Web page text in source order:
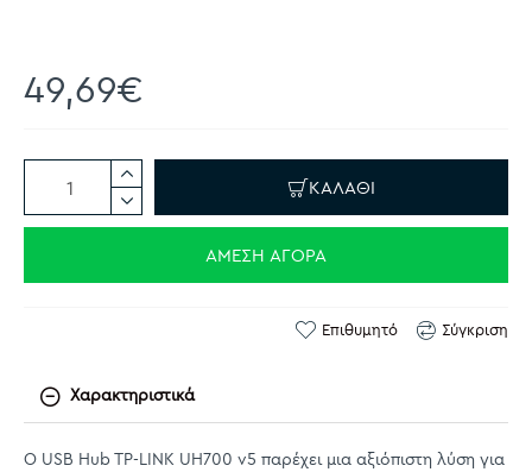
49,69€
ΚΑΛΆΘΙ
ΆΜΕΣΗ ΑΓΟΡΆ
Επιθυμητό Σύγκριση
Χαρακτηριστικά
Ο USB Hub TP-LINK UH700 v5 παρέχει μια αξιόπιστη λύση για